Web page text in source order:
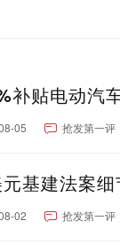
补贴电动汽
05 抢发第一评
基建法案
02 抢发第一评